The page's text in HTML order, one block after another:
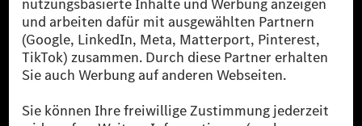
verwendet Renewable Charging Grünstromzertifikate*. Diese stellen
sicher, dass für Ladevorgänge über MB.CHARGE Public eine äquivalente
Strommenge aus erneuerbaren Energien ins Stromnetz eingespeist wird.
Sie stammen ausschließlich aus Wind- und Solarkraftanlagen, die jünger
als sechs Jahre sind.
* Inkl. EKOenergy Ökolabel
* Die angegebenen Werte wurden nach dem vorgeschriebenen
Messverfahren WLTP (Worldwide harmonised Light vehicles Test